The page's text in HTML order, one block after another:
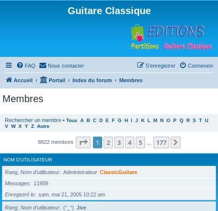
Guitare Classique
FAQ Nous contacter Connexion
S’enregistrer
Accueil Portail Index du forum Membres
Membres
Rechercher un membre • Tous A B C D E F G H I J K L M N O P Q R S T U
V W X Y Z Autre
8822 membres Page 1sur177
1 2 3 4 5 177
NOM D’UTILISATEUR
Rang, Nom d’utilisateur Administrateur ClassicGuitare
Messages
11909
Enregistré le
sam. mai 21, 2005 10:22 am
Rang, Nom d’utilisateur (°_°) Jive